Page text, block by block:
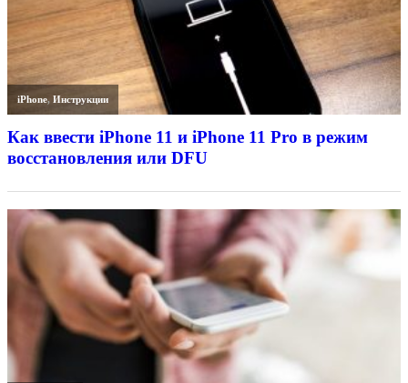
iPhone,Инструкции
Как ввести iPhone 11 и iPhone 11 Pro в режим
восстановления или DFU